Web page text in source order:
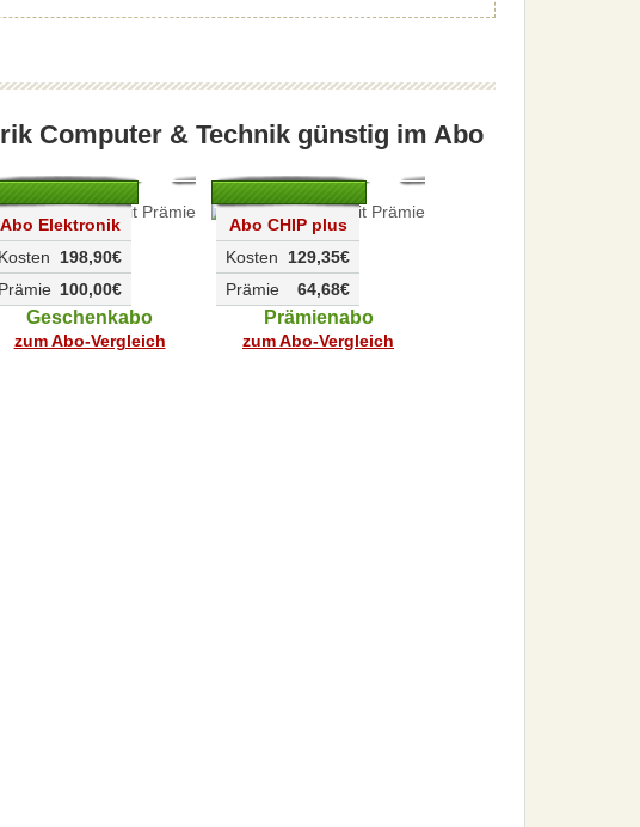
Computer & Technik günstig im Abo
Abo Elektronik
198,90€
Kosten
100,00€
Prämie
Geschenkabo
zum Abo-Vergleich
Abo CHIP plus
129,35€
Kosten
64,68€
Prämie
Prämienabo
zum Abo-Vergleich